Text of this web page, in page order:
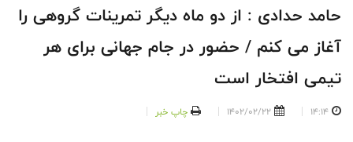
حامد حدادی : از دو ماه دیگر تمرینات گروهی را
آغاز می کنم / حضور در جام جهانی برای هر
تیمی افتخار است
14:14
1402/02/22 چاپ خبر